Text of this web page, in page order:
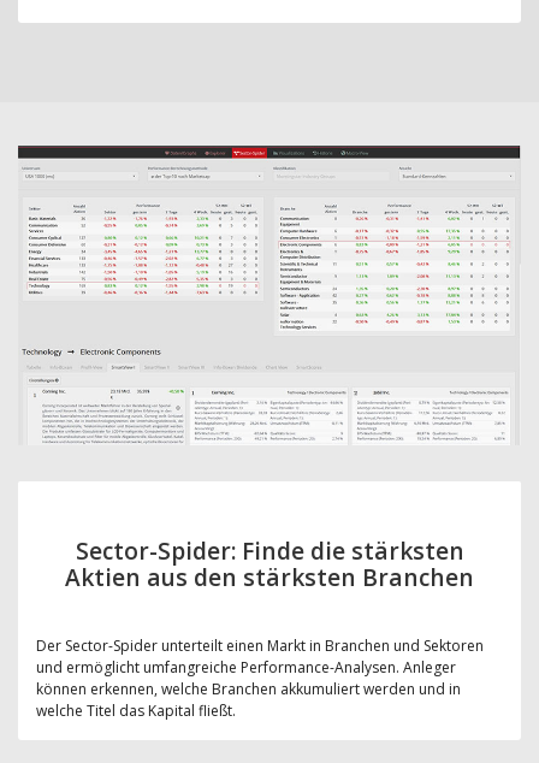
Sector-Spider: Finde die stärksten
Aktien aus den stärksten Branchen
Der Sector-Spider unterteilt einen Markt in Branchen und Sektoren
und ermöglicht umfangreiche Performance-Analysen. Anleger
können erkennen, welche Branchen akkumuliert werden und in
welche Titel das Kapital fließt.